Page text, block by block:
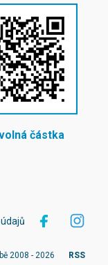
částka
2008 - 2026 RSS